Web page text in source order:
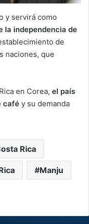
y servirá como
la independencia de
de
naciones, que
en Corea, el país
café y su demanda
Rica
Manju